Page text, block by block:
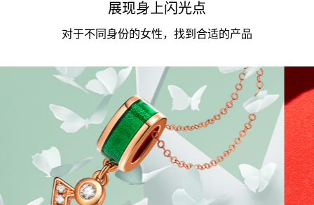
展现身上闪光点
对于不同身份的女性，找到合适的产品